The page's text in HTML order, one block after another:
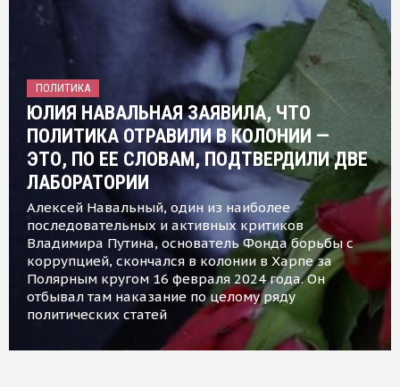
ПОЛИТИКА
ЮЛИЯ НАВАЛЬНАЯ ЗАЯВИЛА, ЧТО
ПОЛИТИКА ОТРАВИЛИ В КОЛОНИИ —
ЭТО, ПО ЕЕ СЛОВАМ, ПОДТВЕРДИЛИ ДВЕ
ЛАБОРАТОРИИ
Алексей Навальный, один из наиболее
последовательных и активных критиков
Владимира Путина, основатель Фонда борьбы с
коррупцией, скончался в колонии в Харпе за
Полярным кругом 16 февраля 2024 года. Он
отбывал там наказание по целому ряду
политических статей